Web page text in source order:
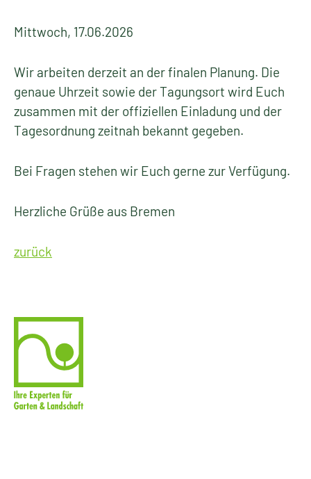
Mittwoch, 17.06.2026
Wir arbeiten derzeit an der finalen Planung. Die
genaue Uhrzeit sowie der Tagungsort wird Euch
zusammen mit der offiziellen Einladung und der
Tagesordnung zeitnah bekannt gegeben.
Bei Fragen stehen wir Euch gerne zur Verfügung.
Herzliche Grüße aus Bremen
zurück